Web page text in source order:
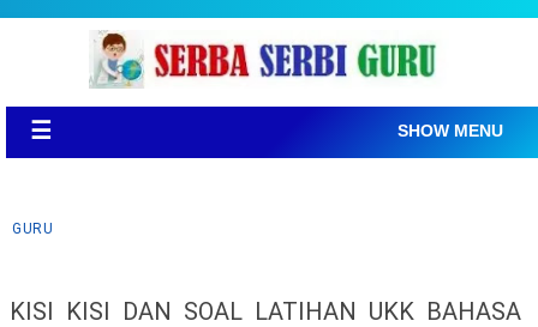
☰ SHOW MENU
GURU
KISI KISI DAN SOAL LATIHAN UKK BAHASA